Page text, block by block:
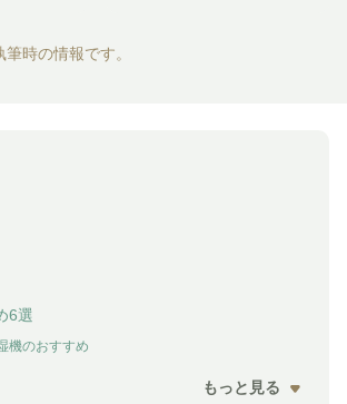
時の情報です。
6選
機のおすすめ
もっと見る